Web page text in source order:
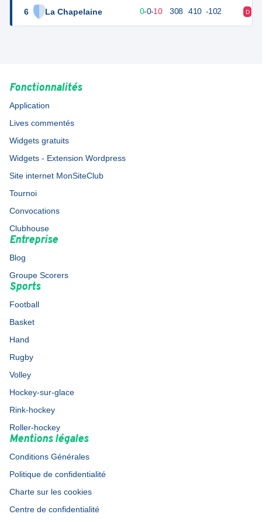
6 La Chapelaine 0-0-10 308 410 -102 D
Fonctionnalités
Application
Lives commentés
Widgets gratuits
Widgets - Extension Wordpress
Site internet MonSiteClub
Tournoi
Convocations
Clubhouse
Entreprise
Blog
Groupe Scorers
Sports
Football
Basket
Hand
Rugby
Volley
Hockey-sur-glace
Rink-hockey
Roller-hockey
Mentions légales
Conditions Générales
Politique de confidentialité
Charte sur les cookies
Centre de confidentialité